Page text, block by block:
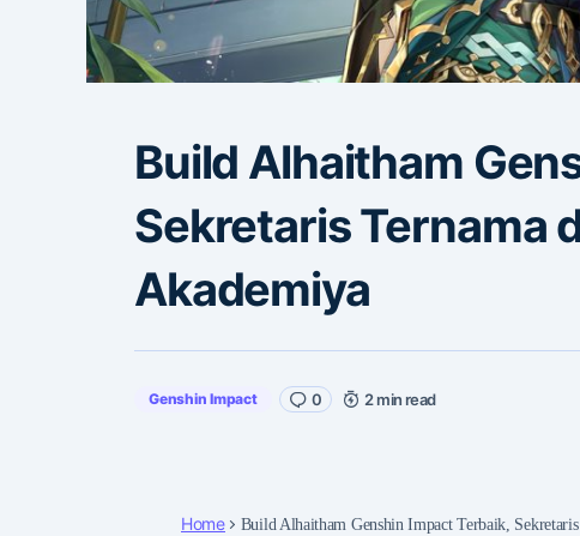
Build Alhaitham
Sekretaris Ternama
Akademiya
Genshin Impact 0 2 min read
Home Build Alhaitham Genshin Impact Terbaik,